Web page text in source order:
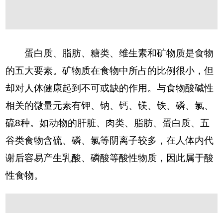
蛋白质、脂肪、糖类、维生素和矿物质是食物
的五大要素。矿物质在食物中所占的比例很小，但
却对人体健康起到不可或缺的作用。与食物酸碱性
相关的微量元素有钾、钠、钙、镁、铁、磷、氯、
硫8种。如动物的肝脏、肉类、脂肪、蛋白质、五
谷类食物含硫、磷、氯等阴离子较多，在人体内代
谢后容易产生乳酸、磷酸等酸性物质，因此属于酸
性食物。